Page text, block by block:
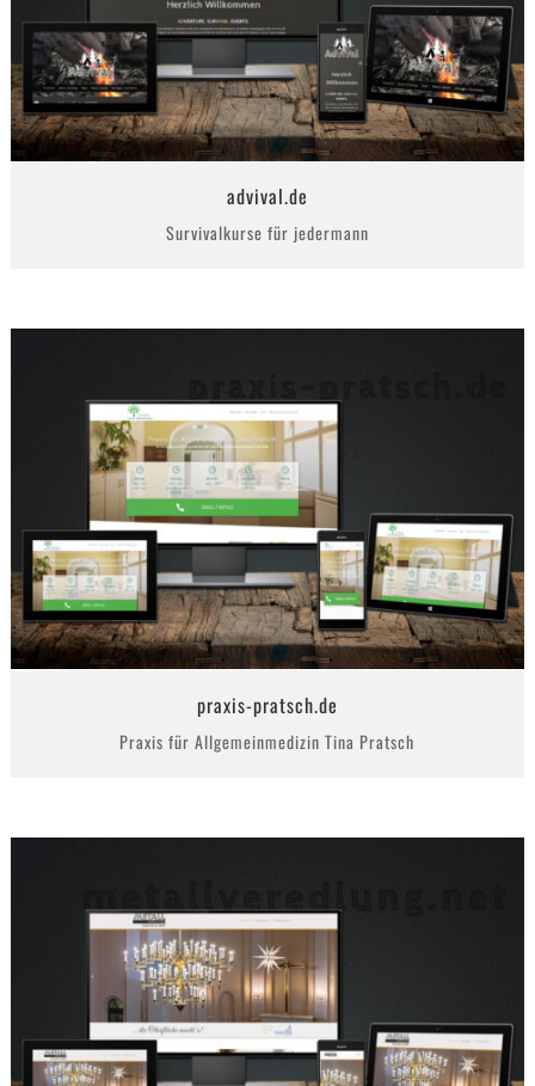
advival.de
Survivalkurse für jedermann
praxis-pratsch.de
Praxis für Allgemeinmedizin Tina Pratsch